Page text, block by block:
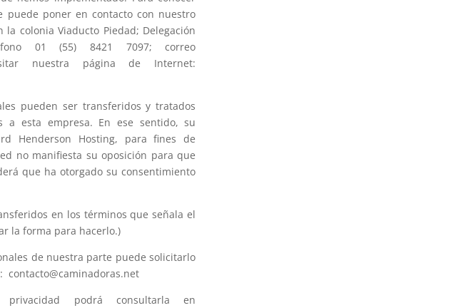
puede poner en contacto con nuestro
colonia Viaducto Piedad; Delegación
01 (55) 8421 7097; correo
nuestra página de Internet:
pueden ser transferidos y tratados
esta empresa. En ese sentido, su
Henderson Hosting, para fines de
no manifiesta su oposición para que
que ha otorgado su consentimiento
en los términos que señala el
la forma para hacerlo.)
de nuestra parte puede solicitarlo
contacto@caminadoras.net
podrá consultarla en